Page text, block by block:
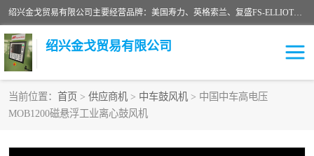
绍兴金戈贸易有限公司主要经营品牌：美国寿力、英格索兰、复盛FS-ELLIOTT，库伯COOPER、阿特拉斯等品牌空压机及配件销售；承接全厂空气压缩机管理、维护保养；节能改造；气体干燥机销售、维护、维修、保养。销售各种品牌空压机空气滤芯、油滤芯、油气分离器；精密过滤器滤芯；除油雾滤芯；抽真空滤芯，消音器，疏水器。劳务承接：全厂空压机维修保养工程，安装工程；移机或汰换工程；节能改造工程等。
绍兴金戈贸易有限公司
当前位置： 首页 > 供应商机 > 中车鼓风机 > 中国中车高电压
MOB1200磁悬浮工业离心鼓风机
二手空压机